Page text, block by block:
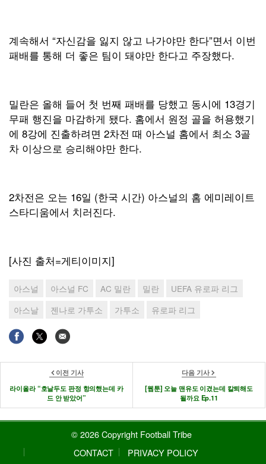
계속해서 “자신감을 잃지 않고 나가야만 한다”면서 이번
패배를 통해 더 좋은 팀이 돼야만 한다고 주장했다.
밀란은 올해 들어 첫 번째 패배를 당했고 동시에 13경기
무패 행진을 마감하게 됐다. 홈에서 원정 골을 허용했기
에 8강에 진출하려면 2차전 때 아스널 홈에서 최소 3골
차 이상으로 승리해야만 한다.
2차전은 오는 16일 (한국 시간) 아스널의 홈 에미레이트
스타디움에서 치러진다.
[사진 출처=게티이미지]
아스널 아스널 FC AC 밀란 밀란
UEFA 유로파 리그
아스날
젠나로 가투소 가투소 유로파 리그
이전 기사
라이올라 “호날두도 판정 항의했는데 카
드 안 받았어”
다음 기사
[웹툰] 오늘 맨유도 이겼는데 칼퇴해도
될까요 Ep.11
© 2026 Copyright Football Tribe
CONTACT
PRIVACY POLICY